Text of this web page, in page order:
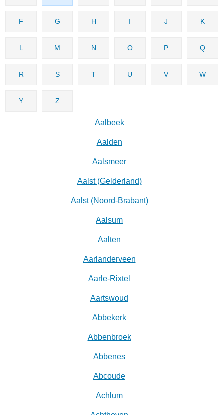
F G H I J K
L M N O P Q
R S T U V W
Y Z
Aalbeek
Aalden
Aalsmeer
Aalst (Gelderland)
Aalst (Noord-Brabant)
Aalsum
Aalten
Aarlanderveen
Aarle-Rixtel
Aartswoud
Abbekerk
Abbenbroek
Abbenes
Abcoude
Achlum